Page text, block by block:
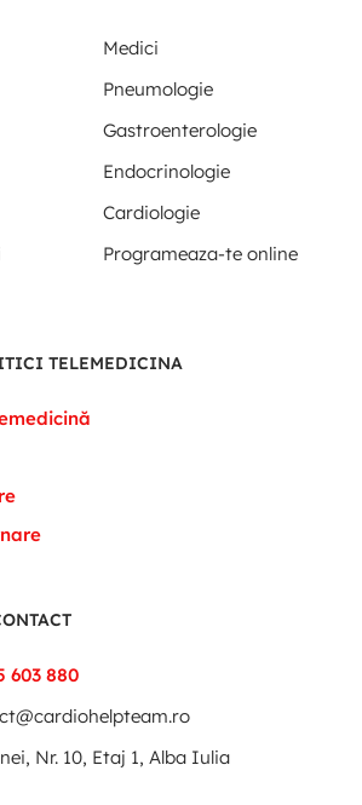
Medici
Pneumologie
Gastroenterologie
Endocrinologie
Cardiologie
Programeaza-te online
TELEMEDICINA
603 880
Nr. 10, Etaj 1, Alba Iulia